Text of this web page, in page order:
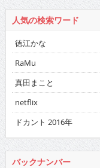
人気の検索ワード
徳江かな
RaMu
真田まこと
netflix
ドカント 2016年
バックナンバー